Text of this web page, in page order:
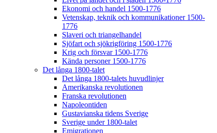
Ekonomi och handel 1500-1776
Vetenskap, teknik och kommunikationer 1500-
1776
Slaveri och triangelhandel
Sjöfart och sjökrigföring 1500-1776
Krig och försvar 1500-1776
Kända personer 1500-1776
Det långa 1800-talet
Det långa 1800-talets huvudlinjer
Amerikanska revolutionen
Franska revolutionen
Napoleontiden
Gustavianska tidens Sverige
Sverige under 1800-talet
Emigrationen